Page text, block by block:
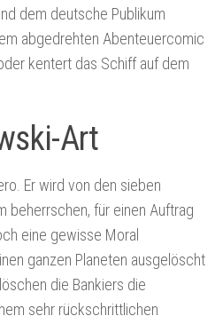
dem deutsche Publikum
abgedrehten Abenteuercomic
kentert das Schiff auf dem
Art
Er wird von den sieben
beherrschen, für einen Auftrag
eine gewisse Moral
ganzen Planeten ausgelöscht
die Bankiers die
sehr rückschrittlichen